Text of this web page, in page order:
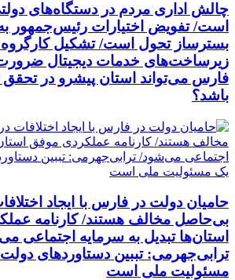
چالش اداری مردم در دستگاه‌های
است/ تفویض اختیارات رئیس‌جمهور به
بسترساز تحول است/ تشکیل
زیرساخت‌های خدمات دیجیتال
فارس می‌تواند استان پیشرو در
باشد؟
حامیان دولت در فارس با ایجاد
بی‌حاصل مخالف هستند/ کارنامه
استان‌ها تبدیل به سرمایه اجتماعی
ترابی‌جهرمی: تببین دستاوردهای
مسئولیت ملی است